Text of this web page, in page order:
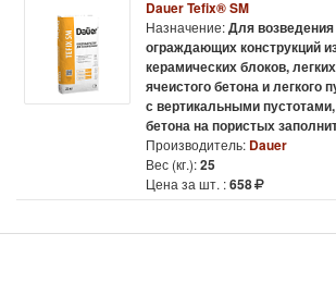
Dauer Tefix® SM
Назначение:Для
ограждающих конструкций
керамических блоков,
ячеистого бетона и легкого
с вертикальными
бетона на пористых
Производитель: Dauer
Вес (кг.):25
Цена за шт. :658